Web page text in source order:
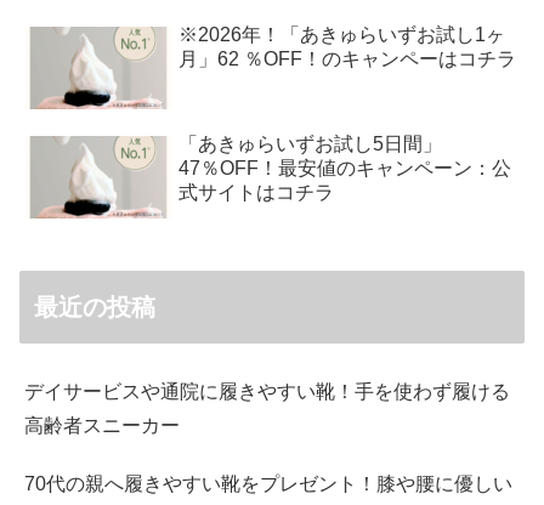
※2026年！「あきゅらいずお試し1ヶ
月」62 ％OFF！のキャンペーはコチラ
「あきゅらいずお試し5日間」
47％OFF！最安値のキャンペーン：公
式サイトはコチラ
最近の投稿
デイサービスや通院に履きやすい靴！手を使わず履ける
高齢者スニーカー
70代の親へ履きやすい靴をプレゼント！膝や腰に優しい